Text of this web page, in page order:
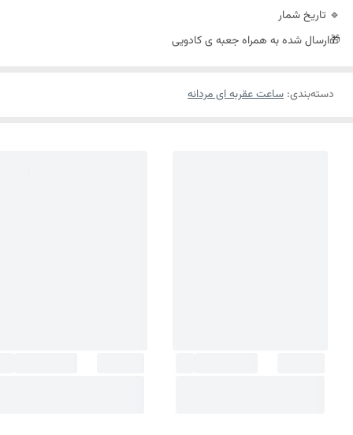
🔹 تاریخ شمار
🎁ارسال شده به همراه جعبه ی کادویی
دسته‌بندی: ساعت عقربه ای مردانه